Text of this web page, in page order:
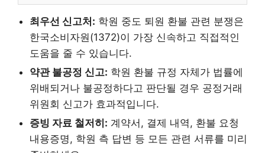
최우선 신고처: 학원 중도 퇴원 환불 관련 분쟁은
한국소비자원(1372)이 가장 신속하고 직접적인
도움을 줄 수 있습니다.
약관 불공정 신고: 학원 환불 규정 자체가 법률에
위배되거나 불공정하다고 판단될 경우 공정거래
위원회 신고가 효과적입니다.
증빙 자료 철저히: 계약서, 결제 내역, 환불 요청
내용증명, 학원 측 답변 등 모든 관련 서류를 미리